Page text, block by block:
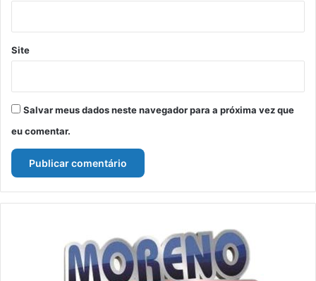
Site
Salvar meus dados neste navegador para a próxima vez que
eu comentar.